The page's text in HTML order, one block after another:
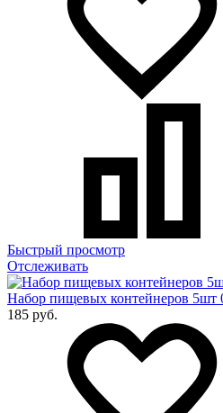
Быстрый просмотр
Отслеживать
Набор пищевых контейнеров
185 руб.